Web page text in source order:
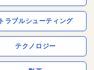
トラブルシューティング
テクノロジー